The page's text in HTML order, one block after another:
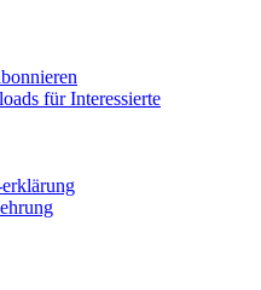
für Interessierte